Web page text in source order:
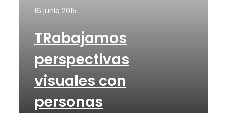
16 junio 2015
TRabajamos
perspectivas
visuales con
personas